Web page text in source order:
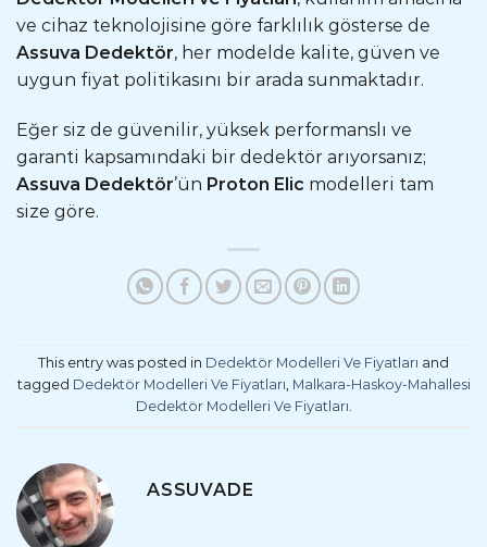
ve cihaz teknolojisine göre farklılık gösterse de
Assuva Dedektör, her modelde kalite, güven ve
uygun fiyat politikasını bir arada sunmaktadır.
Eğer siz de güvenilir, yüksek performanslı ve
garanti kapsamındaki bir dedektör arıyorsanız;
Assuva Dedektör’ün Proton Elic modelleri tam
size göre.
This entry was posted in Dedektör Modelleri Ve Fiyatları and
tagged Dedektör Modelleri Ve Fiyatları, Malkara-Haskoy-Mahallesi
Dedektör Modelleri Ve Fiyatları.
ASSUVADE